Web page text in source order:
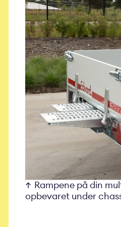
Rampene på din
opbevaret under